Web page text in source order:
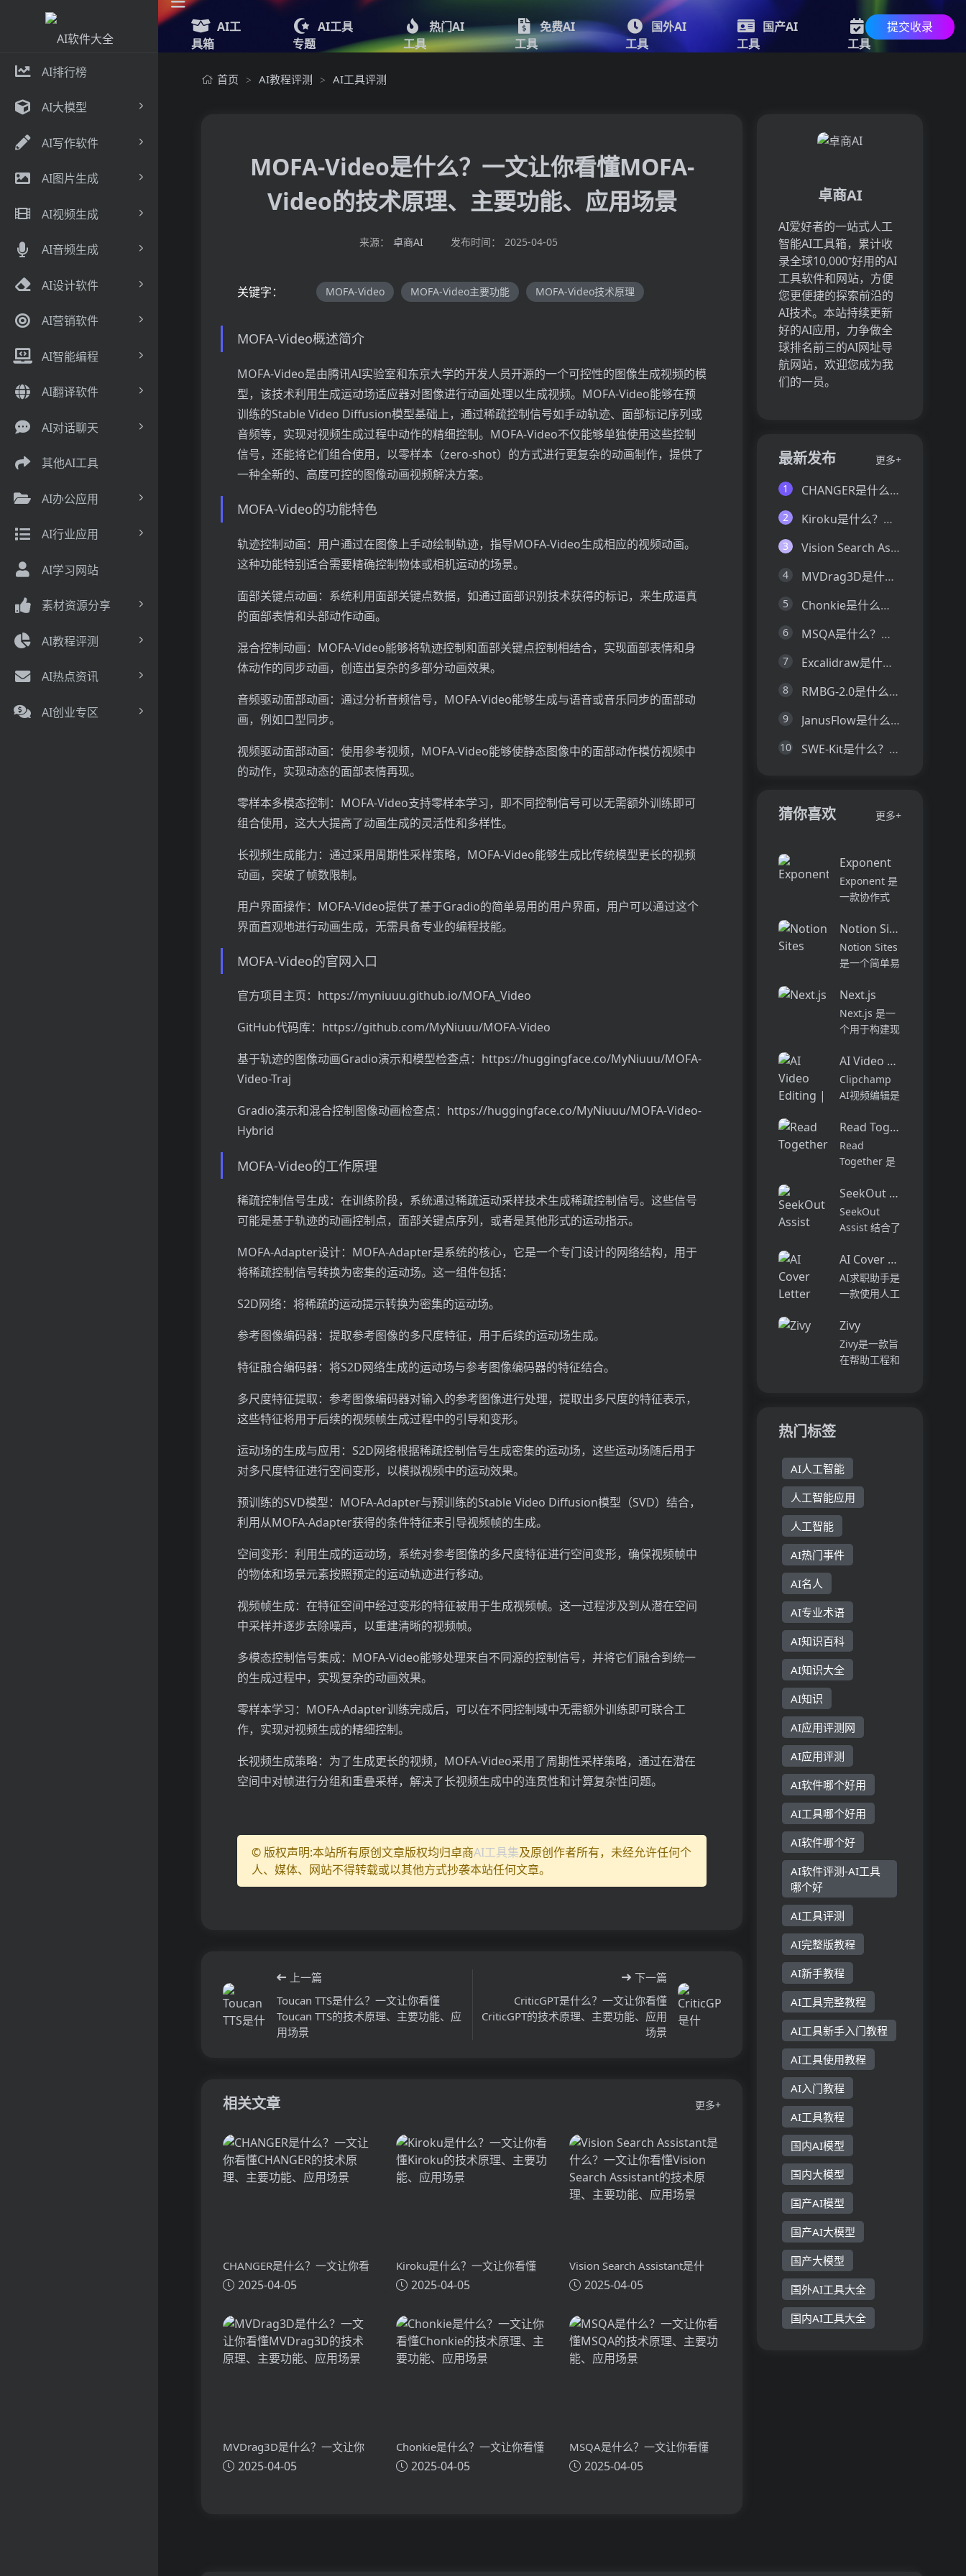
AI排行榜
AI大模型
AI写作软件
AI图片生成
AI视频生成
AI音频生成
AI设计软件
AI营销软件
AI智能编程
AI翻译软件
AI对话聊天
其他AI工具
AI办公应用
AI行业应用
AI学习网站
素材资源分享
AI教程评测
AI热点资讯
AI创业专区
AI工
具箱
AI工具
专题
热门AI
工具
免费AI
工具
国外AI
工具
国产AI
工具
最新AI
工具
提交收录
首页 > AI教程评测 > AI工具评测
MOFA-Video是什么？一文让你看懂MOFA-
Video的技术原理、主要功能、应用场景
来源： 卓商AI 发布时间： 2025-04-05
关键字： MOFA-Video MOFA-Video主要功能 MOFA-Video技术原理
MOFA-Video概述简介
MOFA-Video是由腾讯AI实验室和东京大学的开发人员开源的一个可控性的图像生成视频的模
型，该技术利用生成运动场适应器对图像进行动画处理以生成视频。MOFA-Video能够在预
训练的Stable Video Diffusion模型基础上，通过稀疏控制信号如手动轨迹、面部标记序列或
音频等，实现对视频生成过程中动作的精细控制。MOFA-Video不仅能够单独使用这些控制
信号，还能将它们组合使用，以零样本（zero-shot）的方式进行更复杂的动画制作，提供了
一种全新的、高度可控的图像动画视频解决方案。
MOFA-Video的功能特色
轨迹控制动画：用户通过在图像上手动绘制轨迹，指导MOFA-Video生成相应的视频动画。
这种功能特别适合需要精确控制物体或相机运动的场景。
面部关键点动画：系统利用面部关键点数据，如通过面部识别技术获得的标记，来生成逼真
的面部表情和头部动作动画。
混合控制动画：MOFA-Video能够将轨迹控制和面部关键点控制相结合，实现面部表情和身
体动作的同步动画，创造出复杂的多部分动画效果。
音频驱动面部动画：通过分析音频信号，MOFA-Video能够生成与语音或音乐同步的面部动
画，例如口型同步。
视频驱动面部动画：使用参考视频，MOFA-Video能够使静态图像中的面部动作模仿视频中
的动作，实现动态的面部表情再现。
零样本多模态控制：MOFA-Video支持零样本学习，即不同控制信号可以无需额外训练即可
组合使用，这大大提高了动画生成的灵活性和多样性。
长视频生成能力：通过采用周期性采样策略，MOFA-Video能够生成比传统模型更长的视频
动画，突破了帧数限制。
用户界面操作：MOFA-Video提供了基于Gradio的简单易用的用户界面，用户可以通过这个
界面直观地进行动画生成，无需具备专业的编程技能。
MOFA-Video的官网入口
官方项目主页：https://myniuuu.github.io/MOFA_Video
GitHub代码库：https://github.com/MyNiuuu/MOFA-Video
基于轨迹的图像动画Gradio演示和模型检查点：https://huggingface.co/MyNiuuu/MOFA-
Video-Traj
Gradio演示和混合控制图像动画检查点：https://huggingface.co/MyNiuuu/MOFA-Video-
Hybrid
MOFA-Video的工作原理
稀疏控制信号生成：在训练阶段，系统通过稀疏运动采样技术生成稀疏控制信号。这些信号
可能是基于轨迹的动画控制点，面部关键点序列，或者是其他形式的运动指示。
MOFA-Adapter设计：MOFA-Adapter是系统的核心，它是一个专门设计的网络结构，用于
将稀疏控制信号转换为密集的运动场。这一组件包括：
S2D网络：将稀疏的运动提示转换为密集的运动场。
参考图像编码器：提取参考图像的多尺度特征，用于后续的运动场生成。
特征融合编码器：将S2D网络生成的运动场与参考图像编码器的特征结合。
多尺度特征提取：参考图像编码器对输入的参考图像进行处理，提取出多尺度的特征表示，
这些特征将用于后续的视频帧生成过程中的引导和变形。
运动场的生成与应用：S2D网络根据稀疏控制信号生成密集的运动场，这些运动场随后用于
对多尺度特征进行空间变形，以模拟视频中的运动效果。
预训练的SVD模型：MOFA-Adapter与预训练的Stable Video Diffusion模型（SVD）结合，
利用从MOFA-Adapter获得的条件特征来引导视频帧的生成。
空间变形：利用生成的运动场，系统对参考图像的多尺度特征进行空间变形，确保视频帧中
的物体和场景元素按照预定的运动轨迹进行移动。
视频帧生成：在特征空间中经过变形的特征被用于生成视频帧。这一过程涉及到从潜在空间
中采样并逐步去除噪声，以重建清晰的视频帧。
多模态控制信号集成：MOFA-Video能够处理来自不同源的控制信号，并将它们融合到统一
的生成过程中，实现复杂的动画效果。
零样本学习：MOFA-Adapter训练完成后，可以在不同控制域中无需额外训练即可联合工
作，实现对视频生成的精细控制。
长视频生成策略：为了生成更长的视频，MOFA-Video采用了周期性采样策略，通过在潜在
空间中对帧进行分组和重叠采样，解决了长视频生成中的连贯性和计算复杂性问题。
© 版权声明:本站所有原创文章版权均归卓商AI工具集及原创作者所有，未经允许任何个
人、媒体、网站不得转载或以其他方式抄袭本站任何文章。
上一篇
Toucan TTS是什么？一文让你看懂
Toucan TTS的技术原理、主要功能、应
用场景
下一篇
CriticGPT是什么？一文让你看懂
CriticGPT的技术原理、主要功能、应用
场景
相关文章 更多+
CHANGER是什么？一文让你看
懂CHANGER的技术原理、主要
2025-04-05
Kiroku是什么？一文让你看懂
Kiroku的技术原理、主要功能、
2025-04-05
Vision Search Assistant是什
么？一文让你看懂Vision
主要功能、应用场景
2025-04-05
MVDrag3D是什么？一文让你
看懂MVDrag3D的技术原理、
2025-04-05
Chonkie是什么？一文让你看懂
Chonkie的技术原理、主要功
2025-04-05
MSQA是什么？一文让你看懂
MSQA的技术原理、主要功能、
2025-04-05
卓商AI
AI爱好者的一站式人工
智能AI工具箱，累计收
录全球10,000⁺好用的AI
工具软件和网站，方便
您更便捷的探索前沿的
AI技术。本站持续更新
好的AI应用，力争做全
球排名前三的AI网址导
航网站，欢迎您成为我
们的一员。
最新发布 更多+
1 CHANGER是什么？一文让你看懂CHANGER的技术原理、主要功能、应用场景
2 Kiroku是什么？一文让你看懂Kiroku的技术原理、主要功能、应用场景
3 Vision Search Assistant是什么？一文让你看懂Vision Search Assistant的技术原理、主要功能、应用场景
4 MVDrag3D是什么？一文让你看懂MVDrag3D的技术原理、主要功能、应用场景
5 Chonkie是什么？一文让你看懂Chonkie的技术原理、主要功能、应用场景
6 MSQA是什么？一文让你看懂MSQA的技术原理、主要功能、应用场景
7 Excalidraw是什么？一文让你看懂Excalidraw的技术原理、主要功能、应用场景
8 RMBG-2.0是什么？一文让你看懂RMBG-2.0的技术原理、主要功能、应用场景
9 JanusFlow是什么？一文让你看懂JanusFlow的技术原理、主要功能、应用场景
10 SWE-Kit是什么？一文让你看懂SWE-Kit的技术原理、主要功能、应用场景
猜你喜欢 更多+
Exponent
Exponent 是
一款协作式
理，旨在提升
软件开发的效
率与体验。它
境中工作，从
代码的探索到
部署，能够帮
助开发者自动
化复杂的编...
Notion Sites
Notion Sites
是一个简单易
工具，用户可
以通过拖放式
构建块快速创
站，无需编写
复杂的HTML
或代码。它提
供了超过
10,0...
Next.js
Next.js 是一
个用于构建现
用程序的框
架。它提供了
许多功能和优
器渲染、静态
生成、热模块
替换等。
Next.js 的定
价...
AI Video Editing |
Clipchamp
AI视频编辑是
术增强视频编
辑的工具。它
包含自动合
字、AI音频增
强等功能，可
以轻松创建各
种类型的短视
频。C...
Read Together
Read
Together 是
和孩子设计的
在线阅读平
台。该平台通
儿童读物和互
动功能，帮助
家长与孩子共
同享受阅读的
乐趣，促进亲
子...
SeekOut Assist
SeekOut
Assist 结合了
能力，为招聘
者提供一个强
大的工具，用
作的效率和质
量。它包括候
选人搜索、职
位描述生成...
AI Cover Letter Creator
AI求职助手是
一款使用人工
个性化求职信
的工具。用户
只需提供自己
方...
Zivy
Zivy是一款旨
在帮助工程和
消息，确保用
户只关注需要
立即处理的内
容。Zivy通过
集成Sl...
热门标签
AI人工智能
人工智能应用
人工智能
AI热门事件
AI名人
AI专业术语
AI知识百科
AI知识大全
AI知识
AI应用评测网
AI应用评测
AI软件哪个好用
AI工具哪个好用
AI软件哪个好
AI软件评测-AI工具
哪个好
AI工具评测
AI完整版教程
AI新手教程
AI工具完整教程
AI工具新手入门教程
AI工具使用教程
AI入门教程
AI工具教程
国内AI模型
国内大模型
国产AI模型
国产AI大模型
国产大模型
国外AI工具大全
国内AI工具大全